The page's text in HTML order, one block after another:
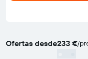
Ofertas desde233 €/